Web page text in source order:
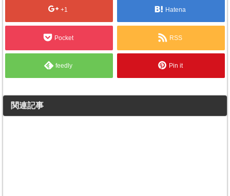
+1 Hatena
Pocket RSS
feedly Pin it
関連記事